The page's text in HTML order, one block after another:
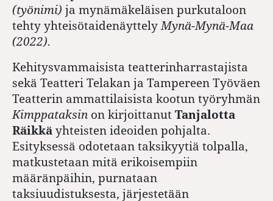
(työnimi) ja mynämäkeläisen purkutaloon
tehty yhteisötaidenäyttely Mynä-Mynä-Maa
(2022).
Kehitysvammaisista teatterinharrastajista
sekä Teatteri Telakan ja Tampereen Työväen
Teatterin ammattilaisista kootun työryhmän
Kimppataksin on kirjoittanut Tanjalotta
Räikkä yhteisten ideoiden pohjalta.
Esityksessä odotetaan taksikyytiä tolpalla,
matkustetaan mitä erikoisempiin
määränpäihin, purnataan
taksiuudistuksesta, järjestetään